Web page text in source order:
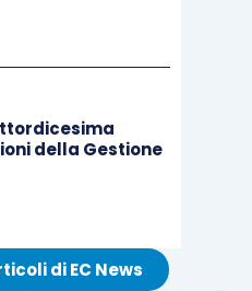
della Gestione
di EC News